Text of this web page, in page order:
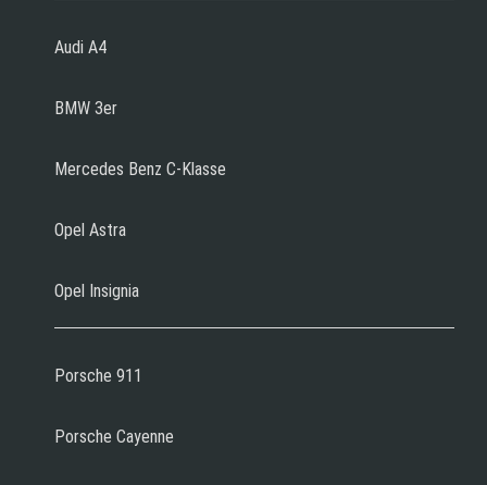
Audi A4
BMW 3er
Mercedes Benz C-Klasse
Opel Astra
Opel Insignia
Porsche 911
Porsche Cayenne